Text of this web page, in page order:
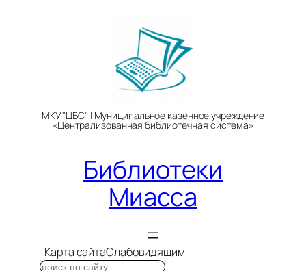
МКУ "ЦБС" | Муниципальное казенное учреждение
«Централизованная библиотечная система»
Библиотеки
Миасса
Карта сайтаСлабовидящим
Поиск